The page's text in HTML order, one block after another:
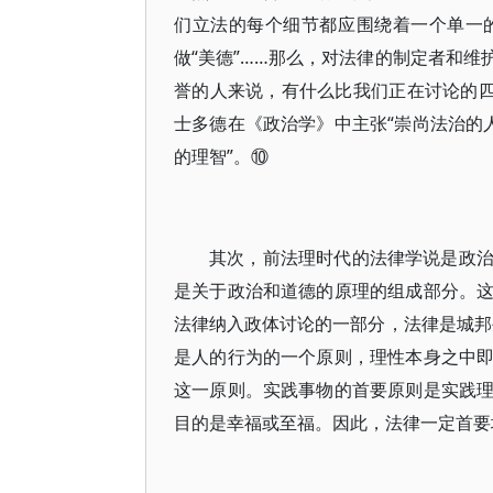
们立法的每个细节都应围绕着一个单
做“美德”……那么，对法律的制定者和维
誉的人来说，有什么比我们正在讨论
士多德在《政治学》中主张“崇尚法治
的理智”。⑩
其次，前法理时代的法律学说是政
是关于政治和道德的原理的组成部分。
法律纳入政体讨论的一部分，法律是城
是人的行为的一个原则，理性本身之中
这一原则。实践事物的首要原则是实践
目的是幸福或至福。因此，法律一定首